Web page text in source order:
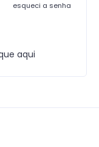
esqueci a senha
aqui